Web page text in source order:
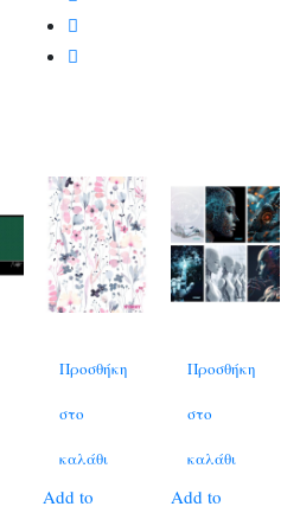
Προσθήκη
στο
καλάθι
Add to
Προσθήκη
στο
καλάθι
Add to